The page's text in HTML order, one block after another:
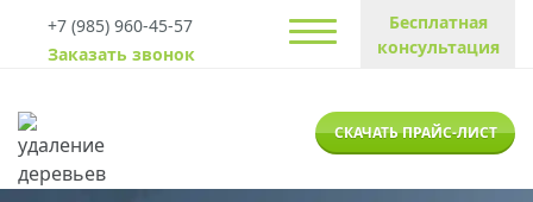
+7 (985) 960-45-57
Заказать звонок
Бесплатная
консультация
СКАЧАТЬ ПРАЙС-ЛИСТ